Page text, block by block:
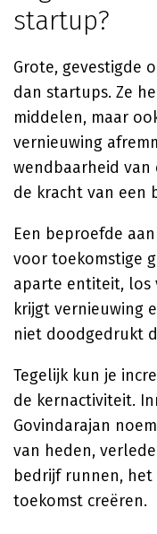
startup?
Grote, gevestigde
dan startups. Ze
middelen, maar
vernieuwing
wendbaarheid
de kracht van een
Een beproefde
voor toekomstige
aparte entiteit, los
krijgt vernieuwing
niet doodgedrukt
Tegelijk kun je
de kernactiviteit.
Govindarajan
van heden,
bedrijf runnen,
toekomst creëren.